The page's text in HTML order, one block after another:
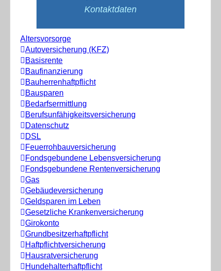
Kontaktdaten
Altersvorsorge
Autoversicherung (KFZ)
Basisrente
Baufinanzierung
Bauherrenhaftpflicht
Bausparen
Bedarfsermittlung
Berufs­unfähigkeitsversicherung
Datenschutz
DSL
Feuerrohbauversicherung
Fondsgebundene Lebensversicherung
Fondsgebundene Rentenversicherung
Gas
Gebäudeversicherung
Geldsparen im Leben
Gesetzliche Krankenversicherung
Girokonto
Grundbesitzerhaftpflicht
Haftpflichtversicherung
Hausratversicherung
Hundehalterhaftpflicht